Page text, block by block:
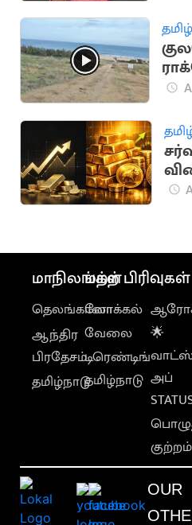
மாநிலங்கள்
தெலங்கானா
ஆந்திர
பிரதேசம்
தமிழ்நாடு
மற்ற பிரிவுகள்
லோக்கல்
வேலை
டிரெண்டிங்
தமிழ்நாடு
🌟
அப்
குற்றம்
OUR